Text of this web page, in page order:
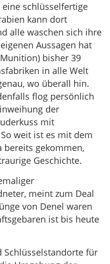
schlüsselfertige
kann dort
alle waschen sich ihre
Aussagen hat
bisher 39
in alle Welt
wo überall hin.
flog persönlich
der
mit
weit ist es mit dem
bereits gekommen,
Geschichte.
meint zum Deal
von Denel waren
ist bis heute
Schlüsselstandorte für